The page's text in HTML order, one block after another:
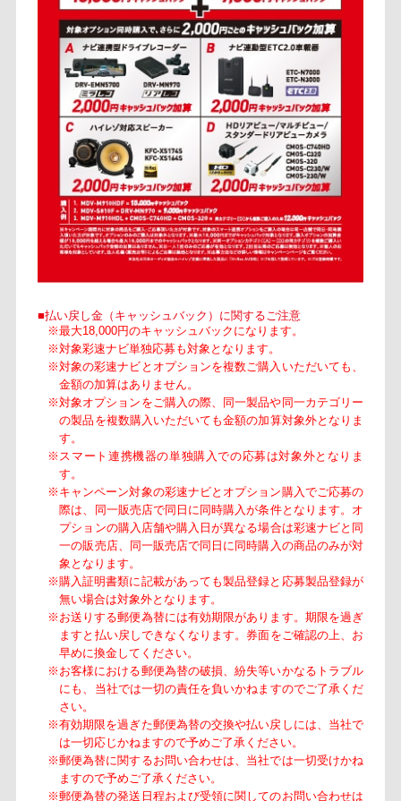
■払い戻し金（キャッシュバック）に関するご注意
※最大18,000円のキャッシュバックになります。
※対象彩速ナビ単独応募も対象となります。
※対象の彩速ナビとオプションを複数ご購入いただいても、
金額の加算はありません。
※対象オプションをご購入の際、同一製品や同一カテゴリー
の製品を複数購入いただいても金額の加算対象外となりま
す。
※スマート連携機器の単独購入での応募は対象外となりま
す。
※キャンペーン対象の彩速ナビとオプション購入でご応募の
際は、同一販売店で同日に同時購入が条件となります。オ
プションの購入店舗や購入日が異なる場合は彩速ナビと同
一の販売店、同一販売店で同日に同時購入の商品のみが対
象となります。
※購入証明書類に記載があっても製品登録と応募製品登録が
無い場合は対象外となります。
※お送りする郵便為替には有効期限があります。期限を過ぎ
ますと払い戻しできなくなります。券面をご確認の上、お
早めに換金してください。
※お客様における郵便為替の破損、紛失等いかなるトラブル
にも、当社では一切の責任を負いかねますのでご了承くだ
さい。
※有効期限を過ぎた郵便為替の交換や払い戻しには、当社で
は一切応じかねますので予めご了承ください。
※郵便為替に関するお問い合わせは、当社では一切受けかね
ますので予めご了承ください。
※郵便為替の発送日程および受領に関してのお問い合わせは